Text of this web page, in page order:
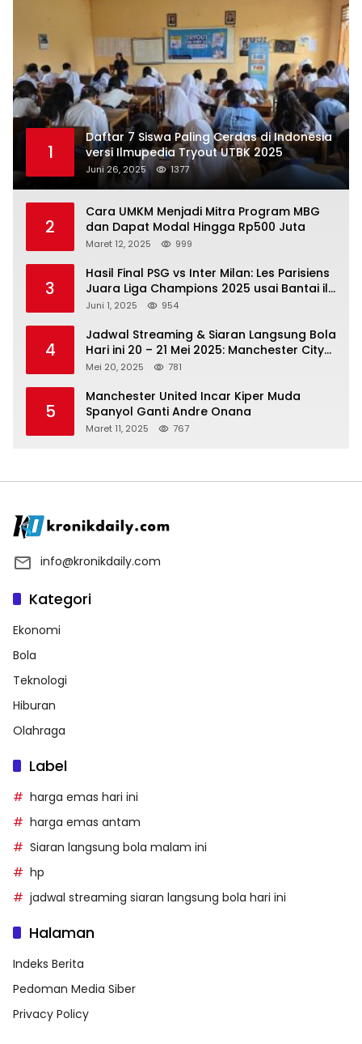
1
Daftar 7 Siswa Paling Cerdas di Indonesia
versi Ilmupedia Tryout UTBK 2025
Juni 26, 2025 1377
2
Cara UMKM Menjadi Mitra Program MBG
dan Dapat Modal Hingga Rp500 Juta
Maret 12, 2025 999
3
Hasil Final PSG vs Inter Milan: Les Parisiens
Juara Liga Champions 2025 usai Bantai il
Nerazzurri
Juni 1, 2025 954
4
Jadwal Streaming & Siaran Langsung Bola
Hari ini 20 – 21 Mei 2025: Manchester City
vs Bournemouth
Mei 20, 2025 781
5
Manchester United Incar Kiper Muda
Spanyol Ganti Andre Onana
Maret 11, 2025 767
info@kronikdaily.com
Kategori
Ekonomi
Bola
Teknologi
Hiburan
Olahraga
Label
harga emas hari ini
harga emas antam
Siaran langsung bola malam ini
hp
jadwal streaming siaran langsung bola hari ini
Halaman
Indeks Berita
Pedoman Media Siber
Privacy Policy